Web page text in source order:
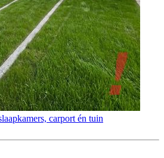
carport én tuin